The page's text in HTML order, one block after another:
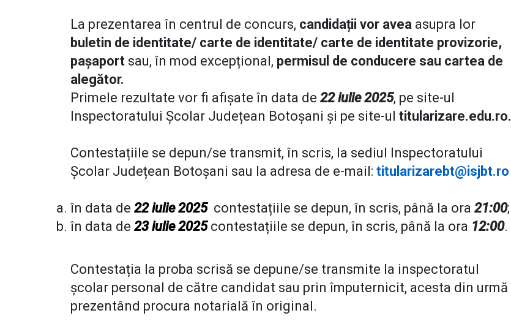
La prezentarea în centrul de concurs, candidații vor avea asupra lor
buletin de identitate/ carte de identitate/ carte de identitate provizorie,
pașaport sau, în mod excepțional, permisul de conducere sau cartea de
alegător.
Primele rezultate vor fi afișate în data de 22 iulie 2025, pe site-ul
Inspectoratului Școlar Județean Botoșani și pe site-ul titularizare.edu.ro.
Contestațiile se depun/se transmit, în scris, la sediul Inspectoratului
Școlar Județean Botoșani sau la adresa de e-mail: titularizarebt@isjbt.ro
în data de 22 iulie 2025 contestațiile se depun, în scris, până la ora 21:00;
în data de 23 iulie 2025 contestațiile se depun, în scris, până la ora 12:00.
Contestația la proba scrisă se depune/se transmite la inspectoratul
școlar personal de către candidat sau prin împuternicit, acesta din urmă
prezentând procura notarială în original.